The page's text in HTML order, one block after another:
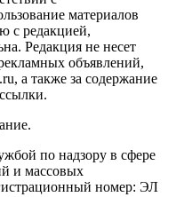
материалов
с редакцией,
Редакция не несет
объявлений,
а также за содержание
по надзору в сфере
и массовых
номер: ЭЛ